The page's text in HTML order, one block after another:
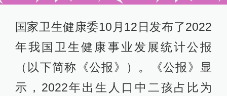
国家卫生健康委10月12日发布了2022
年我国卫生健康事业发展统计公报
（以下简称《公报》）。《公报》显
示，2022年出生人口中二孩占比为